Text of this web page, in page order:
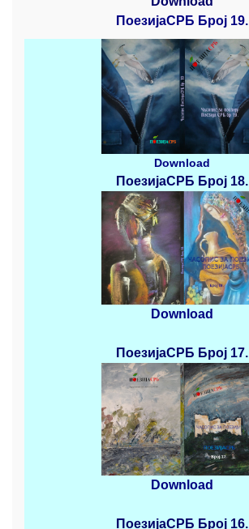
ПоезијаСРБ Број 19.
Download
ПоезијаСРБ Број 18.
Download
ПоезијаСРБ Број 17.
Download
ПоезијаСРБ Број 16.